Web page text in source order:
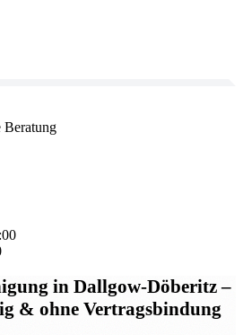
Beratung
in Dallgow-Döberitz–
& ohne Vertragsbindung